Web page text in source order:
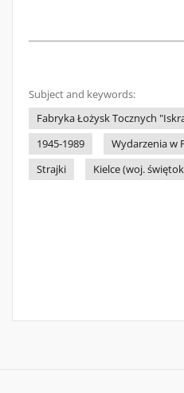
Subject and keywords:
Fabryka Łożysk Tocznych
1945-1989
Wydarzenia w
Strajki
Kielce (woj.